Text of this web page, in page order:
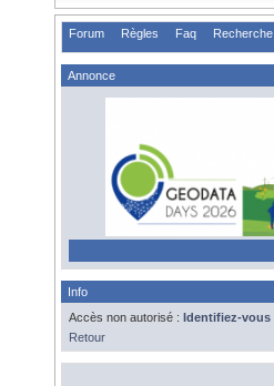
Forum Règles Faq Recherche
Annonce
Info
Accès non autorisé : Identifiez-vous
Retour